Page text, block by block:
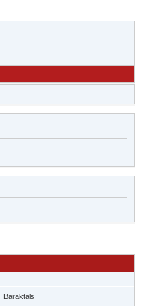
Baraktals